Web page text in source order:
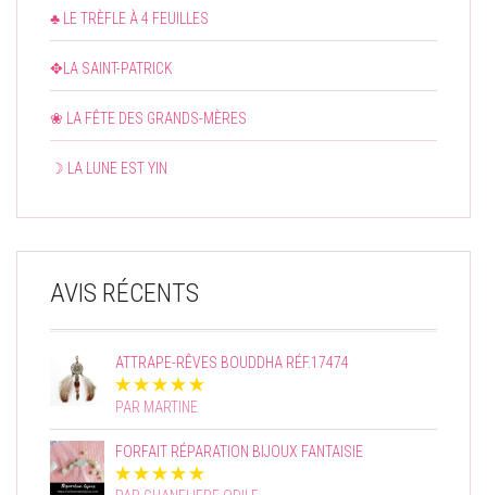
♣ LE TRÈFLE À 4 FEUILLES
✥LA SAINT-PATRICK
❀ LA FÊTE DES GRANDS-MÈRES
☽ LA LUNE EST YIN
AVIS RÉCENTS
ATTRAPE-RÊVES BOUDDHA RÉF.17474
PAR MARTINE
FORFAIT RÉPARATION BIJOUX FANTAISIE